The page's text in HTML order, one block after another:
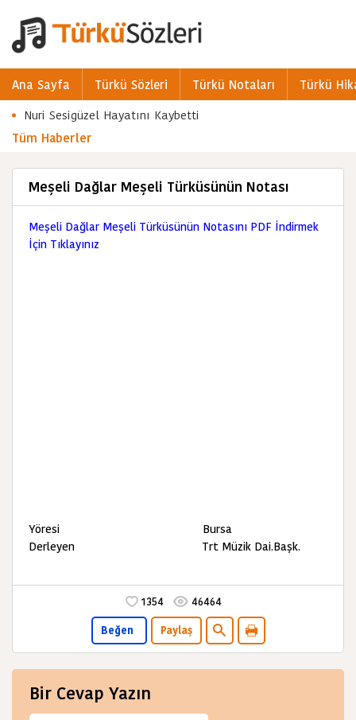
Ana Sayfa Türkü Sözleri Türkü Notaları
Türkü
Nuri Sesigüzel Hayatını Kaybetti
Tüm Haberler
Meşeli Dağlar Meşeli Türküsünün Notası
Meşeli Dağlar Meşeli Türküsünün Notasını PDF İndirmek
İçin Tıklayınız
Yöresi Bursa
Derleyen Trt Müzik Dai.Başk.
1354 46464
Beğen Paylaş
Bir Cevap Yazın